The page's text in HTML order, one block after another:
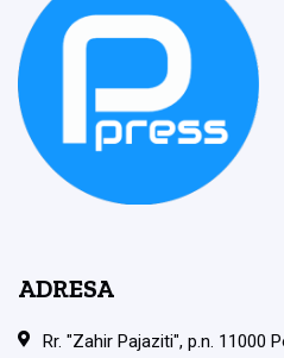
ADRESA
Rr. "Zahir Pajaziti", p.n. 11000